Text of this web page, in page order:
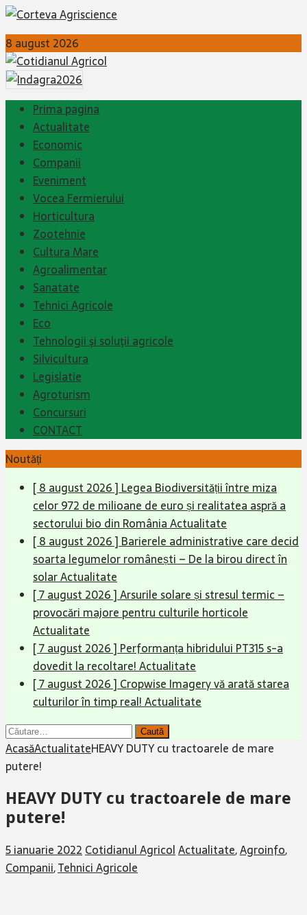
8 august 2026
Prima pagina
Actualitate
Economic
Companii
Eveniment
Vocea Fermierului
Horticultura
Zootehnie
Cultura Mare
Agroalimentar
Sanatate
Tehnici Agricole
Eco
Tehnologii şi soluţii agricole
Silvicultura
Legislatie
Agroturism
Concursuri
CONTACT
Noutăți
[ 8 august 2026 ] Legea Biodiversității între miza
celor 972 de milioane de euro și realitatea aspră a
sectorului bio din RomâniaActualitate
[ 8 august 2026 ] Barierele administrative care decid
soarta legumelor românești – De la birou direct în
solarActualitate
[ 7 august 2026 ]Arsurile solare și stresul termic –
provocări majore pentru culturile horticole
Actualitate
[ 7 august 2026 ] Performanța hibridului PT315 s-a
dovedit la recoltare!Actualitate
[ 7 august 2026 ] Cropwise Imagery vă arată starea
culturilor în timp real!Actualitate
Caută
după:
AcasăActualitateHEAVY DUTY cu tractoarele de mare
putere!
HEAVY DUTY cu tractoarele de mare
putere!
5 ianuarie 2022 Cotidianul AgricolActualitate,Agroinfo,
Companii,Tehnici Agricole